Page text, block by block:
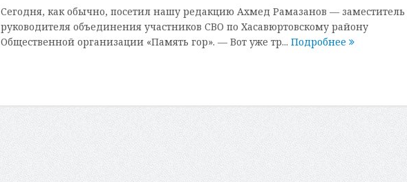
Сегодня, как обычно, посетил нашу редакцию Ахмед Рамазанов — заместитель
руководителя объединения участников СВО по Хасавюртовскому району
Общественной организации «Память гор». — Вот уже тр... Подробнее